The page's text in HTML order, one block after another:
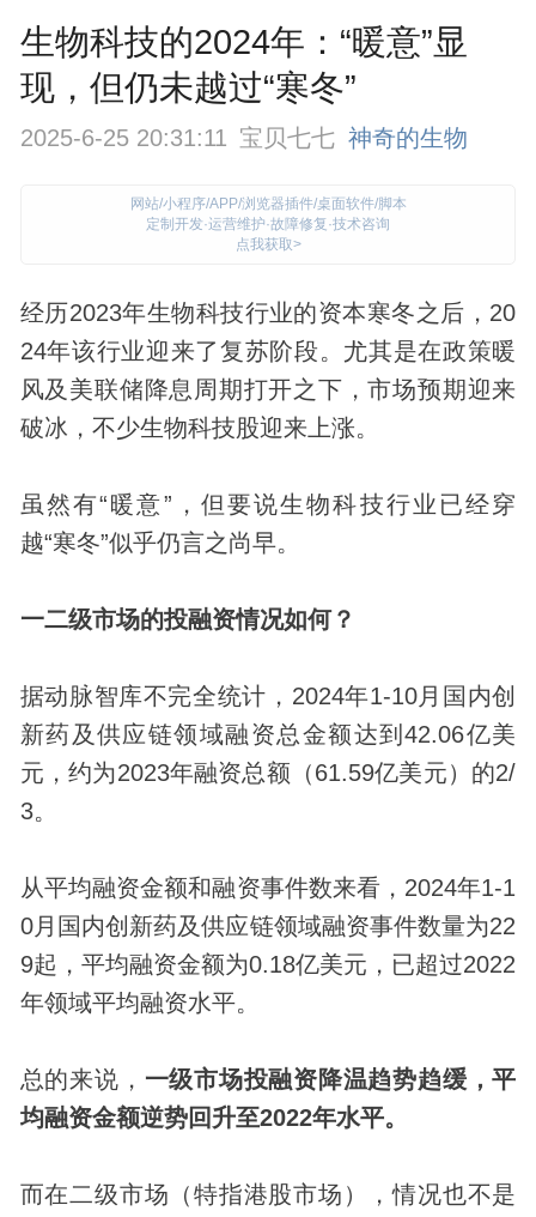
生物科技的2024年：“暖意”显
现，但仍未越过“寒冬”
2025-6-25 20:31:11 宝贝七七 神奇的生物
网站/小程序/APP/浏览器插件/桌面软件/脚本
定制开发·运营维护·故障修复·技术咨询
点我获取>
经历2023年生物科技行业的资本寒冬之后，20
24年该行业迎来了复苏阶段。尤其是在政策暖
风及美联储降息周期打开之下，市场预期迎来
破冰，不少生物科技股迎来上涨。
虽然有“暖意”，但要说生物科技行业已经穿
越“寒冬”似乎仍言之尚早。
一二级市场的投融资情况如何？
据动脉智库不完全统计，2024年1-10月国内创
新药及供应链领域融资总金额达到42.06亿美
元，约为2023年融资总额（61.59亿美元）的2/
3。
从平均融资金额和融资事件数来看，2024年1-1
0月国内创新药及供应链领域融资事件数量为22
9起，平均融资金额为0.18亿美元，已超过2022
年领域平均融资水平。
总的来说， 一级市场投融资降温趋势趋缓，平
均融资金额逆势回升至2022年水平。
而在二级市场（特指港股市场），情况也不是